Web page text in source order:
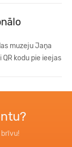
muzeju Jaņa
QR kodu pie ieejas